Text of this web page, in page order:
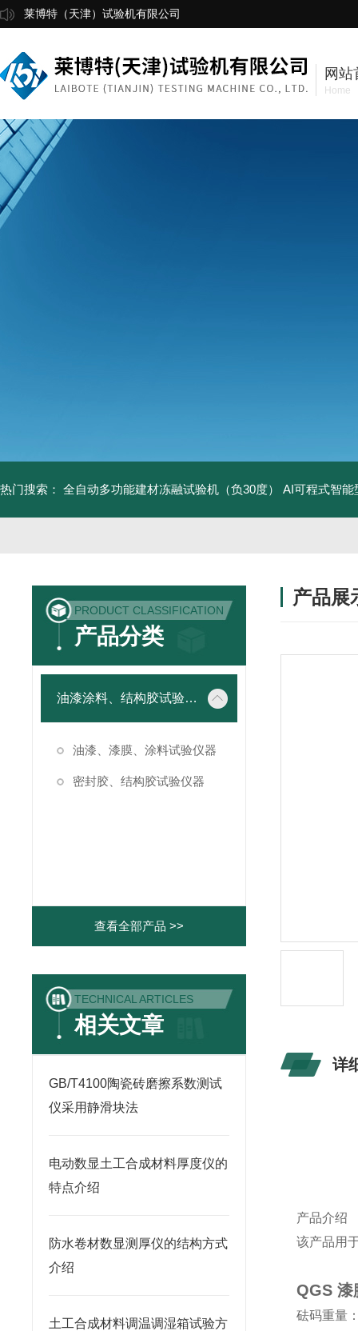
莱博特（天津）试验机有限公司
网站
Home
热门搜索： 全自动多功能建材冻融试验机（负30度） AI可程式智能
PRODUCT CLASSIFICATION
产品分类
油漆涂料、结构胶试验仪器
油漆、漆膜、涂料试验仪器
密封胶、结构胶试验仪器
查看全部产品 >>
TECHNICAL ARTICLES
相关文章
GB/T4100陶瓷砖磨擦系数测试
仪采用静滑块法
电动数显土工合成材料厚度仪的
特点介绍
防水卷材数显测厚仪的结构方式
介绍
土工合成材料调温调湿箱试验方
产品展
详
产品介绍
该产品用
QGS 漆
砝码重量